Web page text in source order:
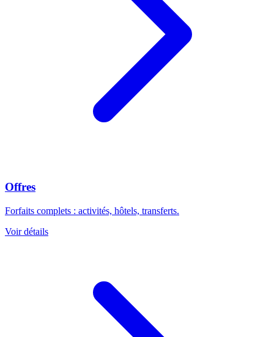
Offres
Forfaits complets : activités, hôtels, transferts.
Voir détails